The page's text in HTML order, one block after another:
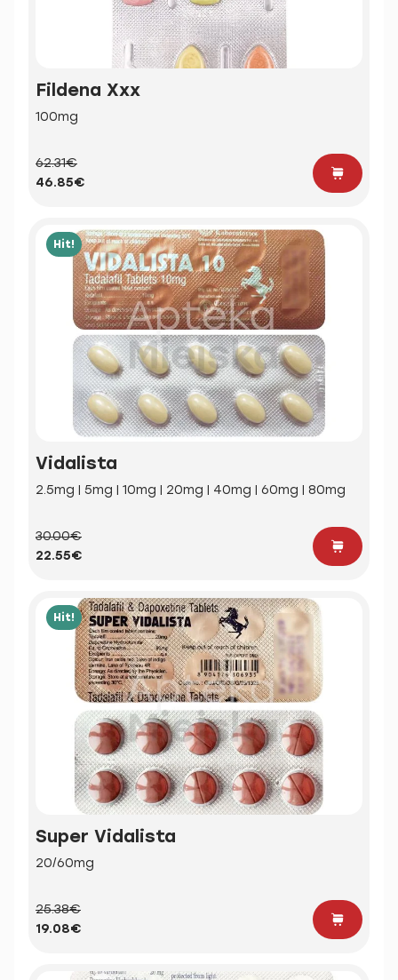
Fildena Xxx
100mg
62.31€
46.85€
Hit!
Vidalista
2.5mg | 5mg | 10mg | 20mg | 40mg | 60mg | 80mg
30.00€
22.55€
Hit!
Super Vidalista
20/60mg
25.38€
19.08€